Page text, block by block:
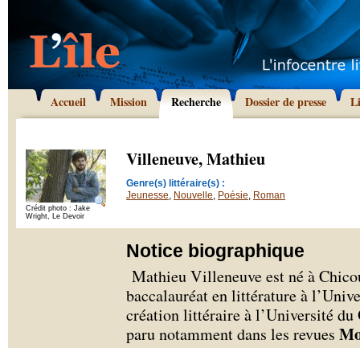
Accueil Mission Recherche Dossier de presse
Crédit photo : Jake
Wright, Le Devoir
Villeneuve, Mathieu
Genre(s) littéraire(s) :
Jeunesse, Nouvelle, Poésie, Roman
Notice biographique
Mathieu Villeneuve est né à
baccalauréat en littérature à
création littéraire à l’Université du
paru notamment dans les revues